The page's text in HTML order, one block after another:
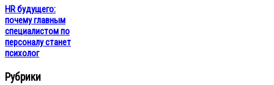
HR будущего:
почему главным
специалистом по
персоналу станет
психолог
Рубрики